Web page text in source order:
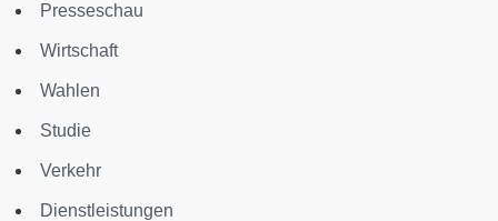
Presseschau
Wirtschaft
Wahlen
Studie
Verkehr
Dienstleistungen